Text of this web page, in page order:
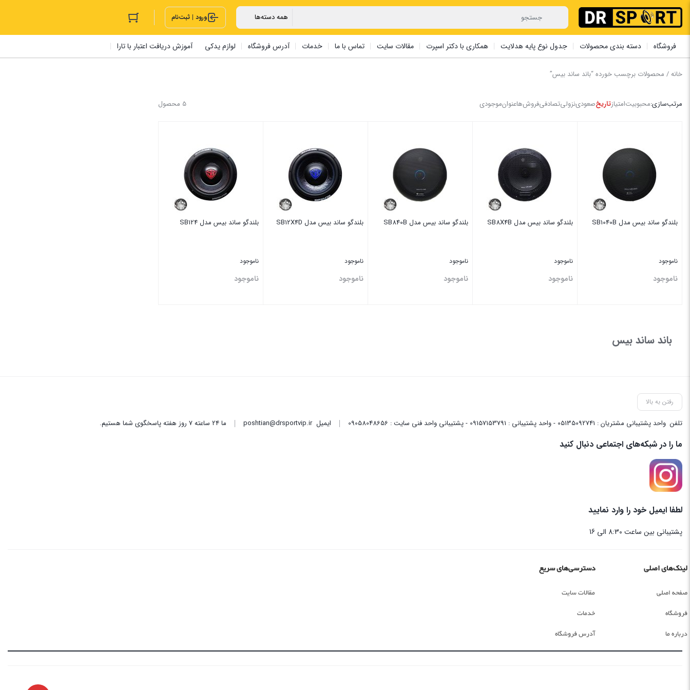
ورود | ثبت‌نام
فروشگاه دسته بندی محصولات جدول نوع پایه هدلایت همکاری با دکتر اسپرت مقالات سایت تماس با ما خدمات آدرس فروشگاه لوازم یدکی آموزش دریافت اعتبار با تارا
خانه/ محصولات برچسب خورده “باند ساند بیس”
5 محصول مرتب‌سازی:محبوبیتامتیازتاریخصعودینزولیتصادفیفروش‌هاعنوانموجودی
بلندگو ساند بیس مدل SB1040B
ناموجود
ناموجود
بلندگو ساند بیس مدل SB8X4B
ناموجود
ناموجود
بلندگو ساند بیس مدل SB840B
ناموجود
ناموجود
بلندگو ساند بیس مدل SB12X4D
ناموجود
ناموجود
بلندگو ساند بیس مدل SB124
ناموجود
ناموجود
باند ساند بیس
رفتن به بالا
تلفن واحد پشتیبانی مشتریان : 05135092741 - واحد پشتیبانی : 09157153791 - پشتیبانی واحد فنی سایت : 09058048656 ایمیلposhtian@drsportvip.ir ما 24 ساعته 7 روز هفته پاسخگوی شما هستیم.
ما را در شبکه‌های اجتماعی دنبال کنید
لطفا ایمیل خود را وارد نمایید
پشتیبانی بین ساعت 8:30 الی 16
لینک‌های اصلی
صفحه اصلی
فروشگاه
درباره ما
دسترسی‌های سریع
مقالات سایت
خدمات
آدرس فروشگاه